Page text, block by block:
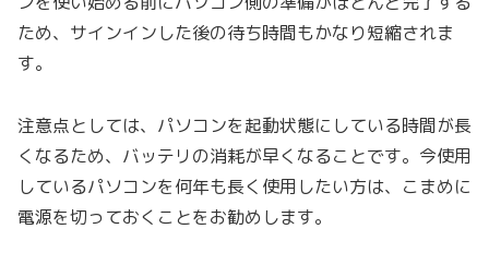
ため、サインインした後の待ち時間もかなり短縮されま
す。
注意点としては、パソコンを起動状態にしている時間が長
くなるため、バッテリの消耗が早くなることです。今使用
しているパソコンを何年も長く使用したい方は、こまめに
電源を切っておくことをお勧めします。